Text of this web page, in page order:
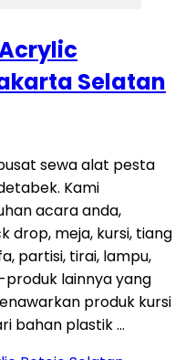
Selatan
sewa alat pesta
Kami
acara anda,
drop, meja, kursi, tiang
partisi, tirai, lampu,
lainnya yang
produk kursi
bahan plastik …